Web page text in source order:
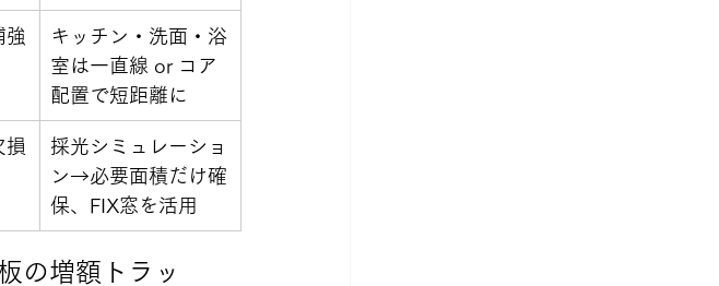
強
キッチン・洗面・浴
室は一直線 or コア
配置で短距離に
損
採光シミュレーショ
ン→必要面積だけ確
保、FIX窓を活用
の増額トラッ